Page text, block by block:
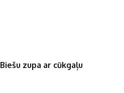
Biešu zupa ar cūkgaļu